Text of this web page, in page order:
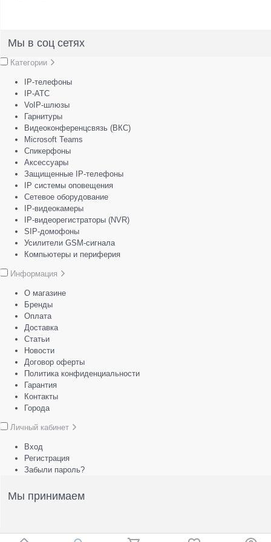
Мы в соц сетях
Категории
IP-телефоны
IP-АТС
VoIP-шлюзы
Гарнитуры
Видеоконференцсвязь (ВКС)
Microsoft Teams
Спикерфоны
Аксессуары
Защищенные IP-телефоны
IP системы оповещения
Сетевое оборудование
IP-видеокамеры
IP-видеорегистраторы (NVR)
SIP-домофоны
Усилители GSM-сигнала
Компьютеры и периферия
Информация
О магазине
Бренды
Оплата
Доставка
Статьи
Новости
Договор оферты
Политика конфиденциальности
Гарантия
Контакты
Города
Личный кабинет
Вход
Регистрация
Забыли пароль?
Мы принимаем